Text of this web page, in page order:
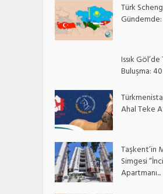
Türk
Gündemde:
Issık
Buluşma:
Ahal Teke
Taşkent’in
Simgesi
Apartmanı...